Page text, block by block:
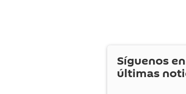
Síguenos en
últimas